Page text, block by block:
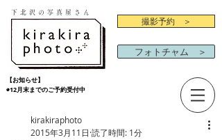
下北沢の写真屋さん
撮影予約 ＞
フォトチャム ＞
【お知らせ】
◉12月末までのご予約受付中
kirakiraphoto
2015年3月11日 読了時間: 1分